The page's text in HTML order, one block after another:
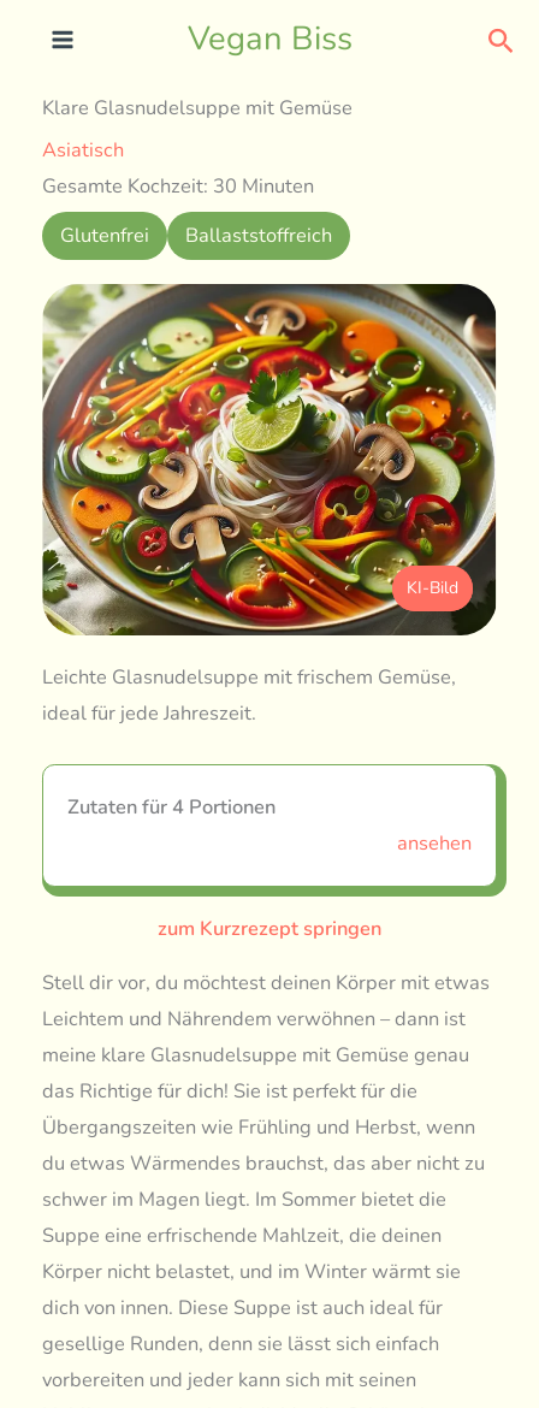
Vegan Biss
Klare Glasnudelsuppe mit Gemüse
Asiatisch
Gesamte Kochzeit: 30 Minuten
Glutenfrei
Ballaststoffreich
KI-Bild
Leichte Glasnudelsuppe mit frischem Gemüse,
ideal für jede Jahreszeit.
Zutaten für 4 Portionen
ansehen
zum Kurzrezept springen
Stell dir vor, du möchtest deinen Körper mit etwas
Leichtem und Nährendem verwöhnen – dann ist
meine klare Glasnudelsuppe mit Gemüse genau
das Richtige für dich! Sie ist perfekt für die
Übergangszeiten wie Frühling und Herbst, wenn
du etwas Wärmendes brauchst, das aber nicht zu
schwer im Magen liegt. Im Sommer bietet die
Suppe eine erfrischende Mahlzeit, die deinen
Körper nicht belastet, und im Winter wärmt sie
dich von innen. Diese Suppe ist auch ideal für
gesellige Runden, denn sie lässt sich einfach
vorbereiten und jeder kann sich mit seinen